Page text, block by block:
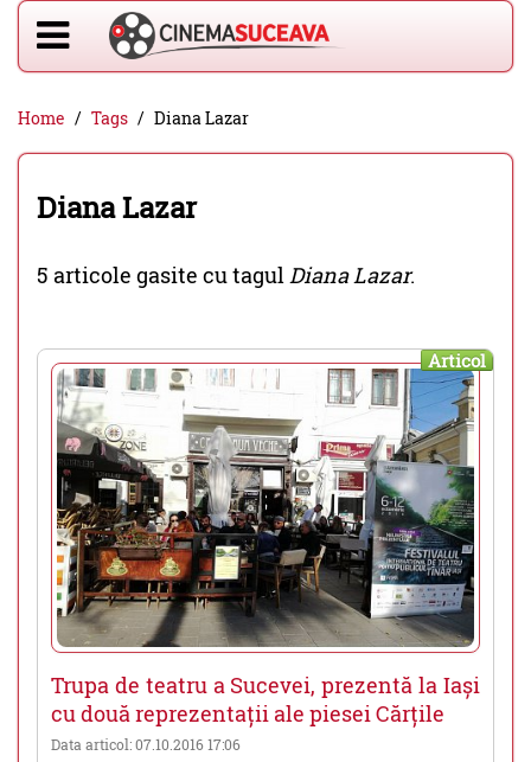
Home Tags Diana Lazar
Diana Lazar
5 articole gasite cu tagulDiana Lazar.
Articol
Trupa de teatru a Sucevei, prezentă la Iași
cu două reprezentații ale piesei Cărțile
Data articol: 07.10.2016 17:06